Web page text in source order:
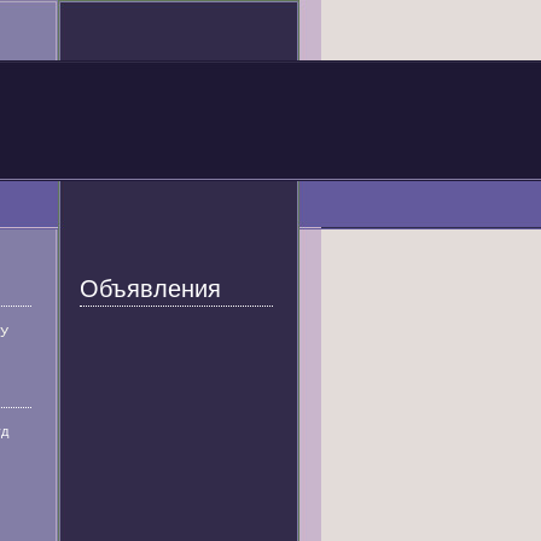
Объявления